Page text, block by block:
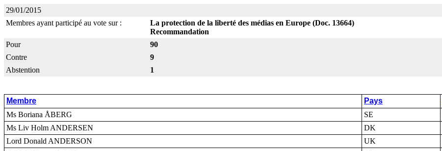
29/01/2015
Membres ayant participé au vote sur :
La protection de la liberté des médias en Europe (Doc. 13664)
Recommandation
Pour
90
Contre
9
Abstention
1
Membre Pays
Ms Boriana ÅBERG
SE
Ms Liv Holm ANDERSEN
DK
Lord Donald ANDERSON
UK